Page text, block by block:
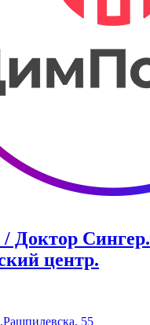
/ Доктор Сингер.
центр.
55